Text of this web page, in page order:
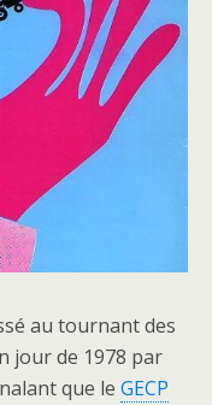
au tournant des
jour de 1978 par
que le GECP